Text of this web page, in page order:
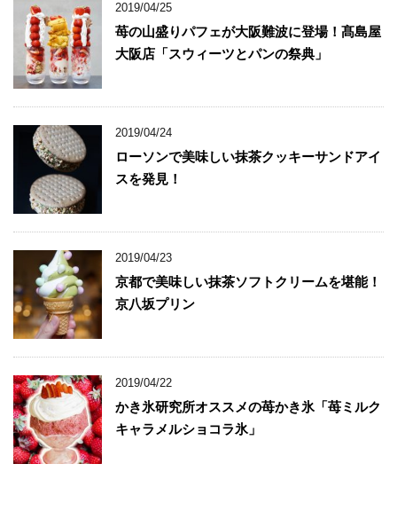
2019/04/25
苺の山盛りパフェが大阪難波に登場！髙島屋
大阪店「スウィーツとパンの祭典」
2019/04/24
ローソンで美味しい抹茶クッキーサンドアイ
スを発見！
2019/04/23
京都で美味しい抹茶ソフトクリームを堪能！
京八坂プリン
2019/04/22
かき氷研究所オススメの苺かき氷「苺ミルク
キャラメルショコラ氷」